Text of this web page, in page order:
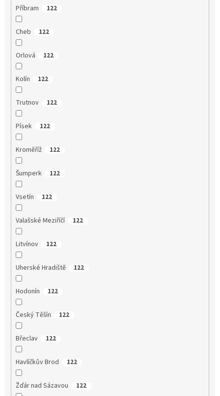
Příbram 122
Cheb 122
Orlová 122
Kolín 122
Trutnov 122
Písek 122
Kroměříž 122
Šumperk 122
Vsetín 122
Valašské Meziříčí 122
Litvínov 122
Uherské Hradiště 122
Hodonín 122
Český Těšín 122
Břeclav 122
Havlíčkův Brod 122
Žďár nad Sázavou 122